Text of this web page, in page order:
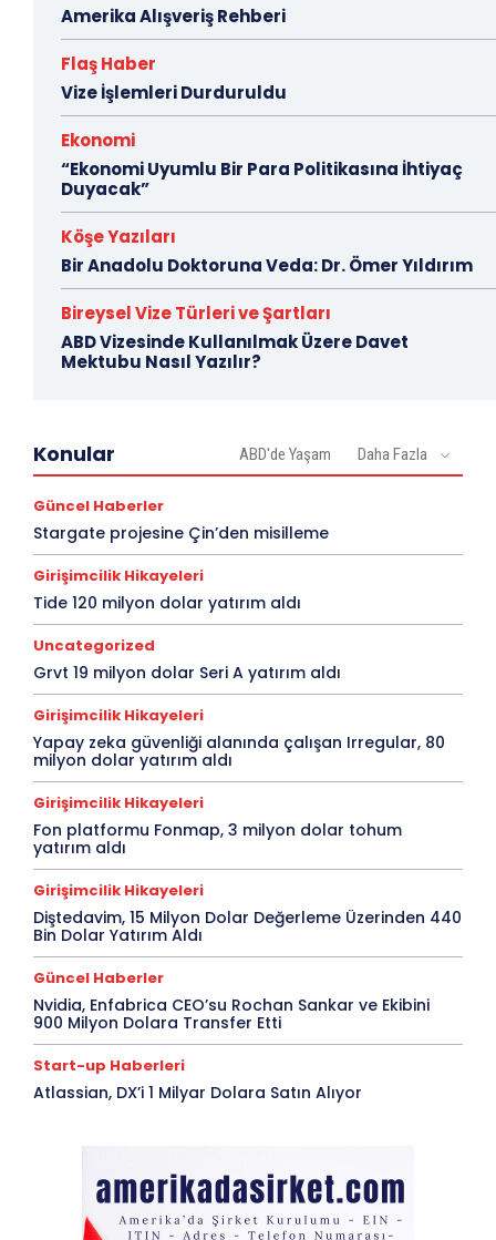
Amerika Alışveriş Rehberi
Flaş Haber
Vize İşlemleri Durduruldu
Ekonomi
“Ekonomi Uyumlu Bir Para Politikasına İhtiyaç
Duyacak”
Köşe Yazıları
Bir Anadolu Doktoruna Veda: Dr. Ömer Yıldırım
Bireysel Vize Türleri ve Şartları
ABD Vizesinde Kullanılmak Üzere Davet
Mektubu Nasıl Yazılır?
Konular ABD'de Yaşam Daha Fazla
Güncel Haberler
Stargate projesine Çin’den misilleme
Girişimcilik Hikayeleri
Tide 120 milyon dolar yatırım aldı
Uncategorized
Grvt 19 milyon dolar Seri A yatırım aldı
Girişimcilik Hikayeleri
Yapay zeka güvenliği alanında çalışan Irregular, 80
milyon dolar yatırım aldı
Girişimcilik Hikayeleri
Fon platformu Fonmap, 3 milyon dolar tohum
yatırım aldı
Girişimcilik Hikayeleri
Diştedavim, 15 Milyon Dolar Değerleme Üzerinden 440
Bin Dolar Yatırım Aldı
Güncel Haberler
Nvidia, Enfabrica CEO’su Rochan Sankar ve Ekibini
900 Milyon Dolara Transfer Etti
Start-up Haberleri
Atlassian, DX’i 1 Milyar Dolara Satın Alıyor